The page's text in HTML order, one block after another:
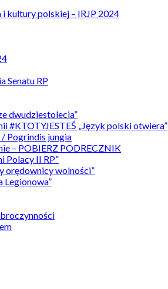
kultury polskiej – IRJP 2024
Senatu RP
dwudziestolecia”
#KTOTYJESTEŚ „Język polski otwiera”
/ Pogrindis jungia
– POBIERZ PODRECZNIK
Polacy II RP”
orędownicy wolności”
Legionowa”